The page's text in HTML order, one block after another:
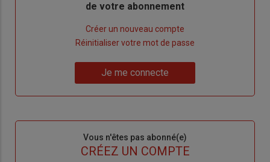
de votre abonnement
Créer un nouveau compte
de
Réinitialiser votre mot de passe
me
Je me connecte
Vous n'êtes pas abonné(e)
CRÉEZ UN COMPTE